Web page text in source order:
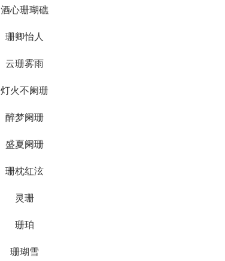
酒心珊瑚礁
珊卿怡人
云珊雾雨
灯火不阑珊
醉梦阑珊
盛夏阑珊
珊枕红泫
灵珊
珊珀
珊瑚雪